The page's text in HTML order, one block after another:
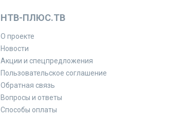
НТВ-ПЛЮС.ТВ
О проекте
Новости
Акции и спецпредложения
Пользовательское соглашение
Обратная связь
Вопросы и ответы
Способы оплаты